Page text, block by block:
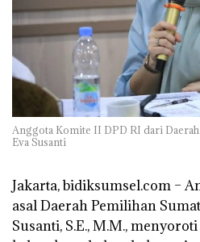
Anggota Komite II DPD RI dari Daerah
Eva Susanti
Jakarta, bidiksumsel.com –
asal Daerah Pemilihan
Susanti, S.E., M.M.,